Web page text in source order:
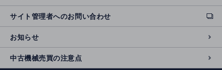
サイト管理者へのお問い合わせ
ext
e
r
n
al
お知らせ
中古機械売買の注意点